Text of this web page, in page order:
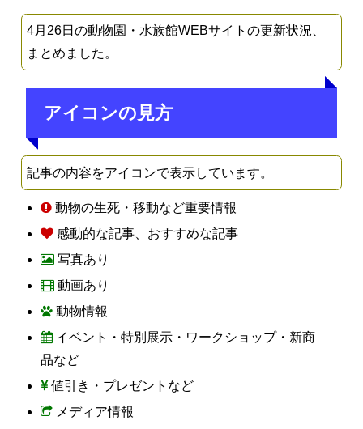
4月26日の動物園・水族館WEBサイトの更新状況、
まとめました。
アイコンの見方
記事の内容をアイコンで表示しています。
動物の生死・移動など重要情報
感動的な記事、おすすめな記事
写真あり
動画あり
動物情報
イベント・特別展示・ワークショップ・新商
品など
値引き・プレゼントなど
メディア情報